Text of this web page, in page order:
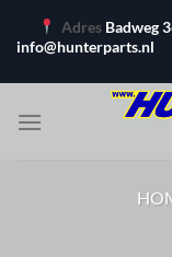
naar
Adres Badweg
info@hunterparts.nl